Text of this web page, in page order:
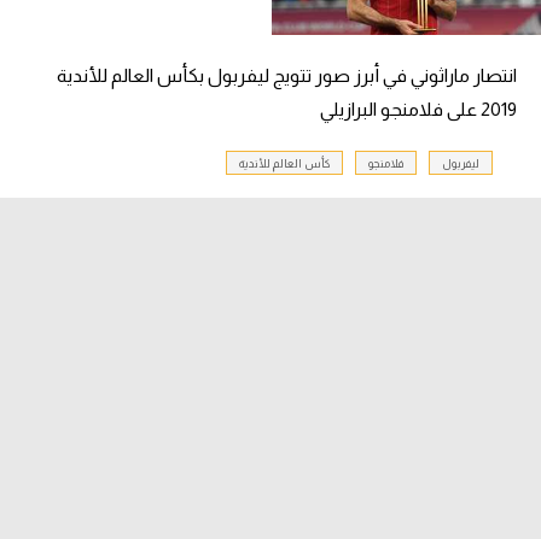
انتصار ماراثوني في أبرز صور تتويج ليفربول بكأس العالم للأندية
2019 على فلامنجو البرازيلي
ليفربول فلامنجو كأس العالم للأندية